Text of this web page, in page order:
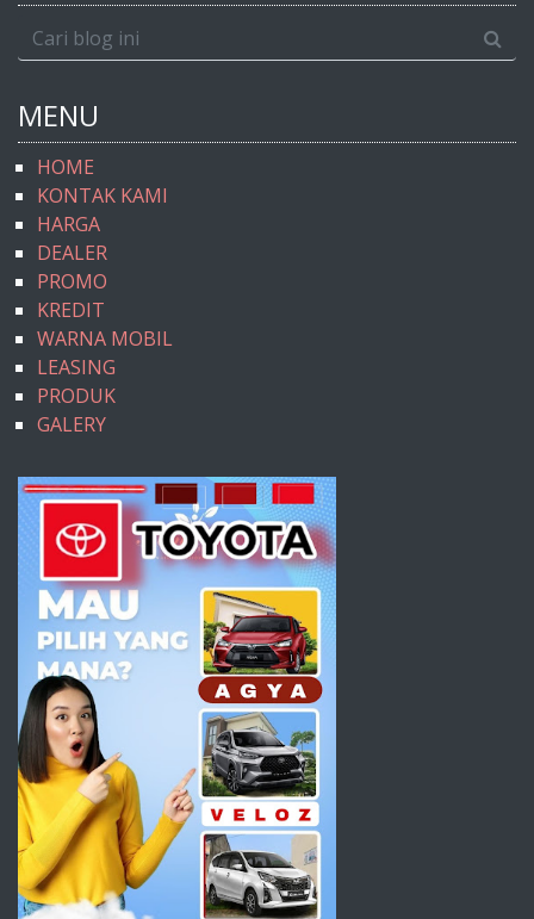
MENU
HOME
KONTAK KAMI
HARGA
DEALER
PROMO
KREDIT
WARNA MOBIL
LEASING
PRODUK
GALERY